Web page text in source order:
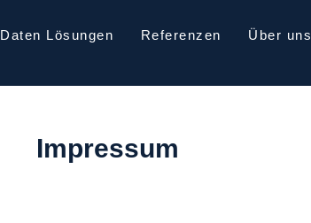
Daten Lösungen Referenzen Über uns
Impressum